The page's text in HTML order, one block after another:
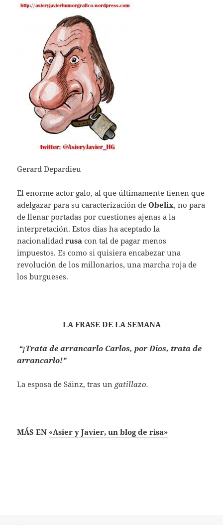
Gerard Depardieu
El enorme actor galo, al que últimamente tienen que
adelgazar para su caracterización deObelix, no para
de llenar portadas por cuestiones ajenas a la
interpretación. Estos días ha aceptado la
nacionalidadrusa con tal de pagar menos
impuestos. Es como si quisiera encabezar una
revolución de los millonarios, una marcha roja de
los burgueses.
LA FRASE DE LA SEMANA
“¡Trata de arrancarlo Carlos, por Dios, trata de
arrancarlo!”
La esposa de Sáinz, tras un gatillazo.
MÁS EN «Asier y Javier, un blog de risa»